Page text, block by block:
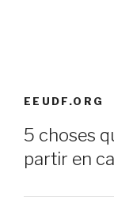
EEUDF.ORG
5 choses
partir en